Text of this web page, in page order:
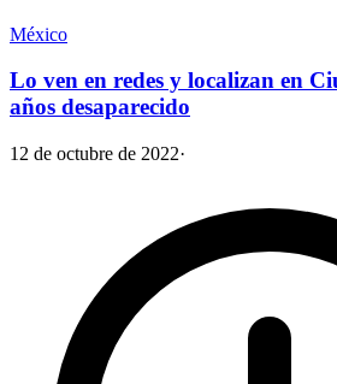
México
Lo ven en redes y localizan en
años desaparecido
12 de octubre de 2022·